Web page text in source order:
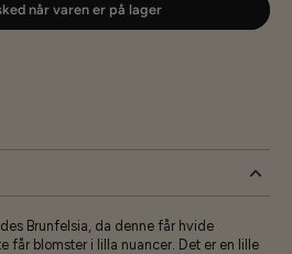
når varen er på lager
Brunfelsia, da denne får hvide
får blomster i lilla nuancer. Det er en lille